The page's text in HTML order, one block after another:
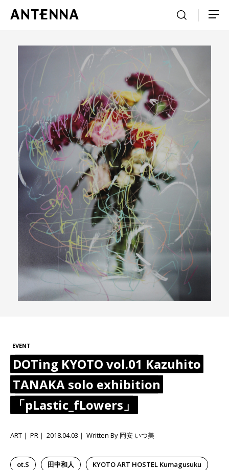
EVENT
DOTing KYOTO vol.01 Kazuhito
TANAKA solo exhibition
「pLastic_fLowers」
ot.S 田中和人 KYOTO ART HOSTEL Kumagusuku
ART PR 2018.04.03 Written By 岡安 いつ美